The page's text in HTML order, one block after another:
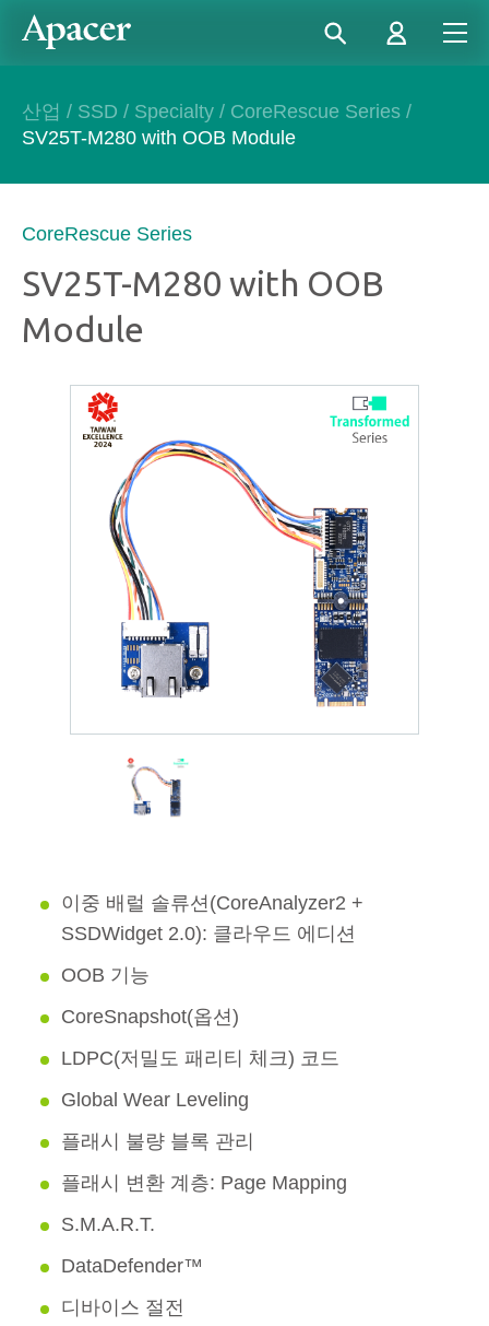
산업 / SSD / Specialty / CoreRescue Series /
SV25T-M280 with OOB Module
CoreRescue Series
SV25T-M280 with OOB
Module
이중 배럴 솔류션(CoreAnalyzer2 +
SSDWidget 2.0): 클라우드 에디션
OOB 기능
CoreSnapshot(옵션)
LDPC(저밀도 패리티 체크) 코드
Global Wear Leveling
플래시 불량 블록 관리
플래시 변환 계층: Page Mapping
S.M.A.R.T.
DataDefender™
디바이스 절전